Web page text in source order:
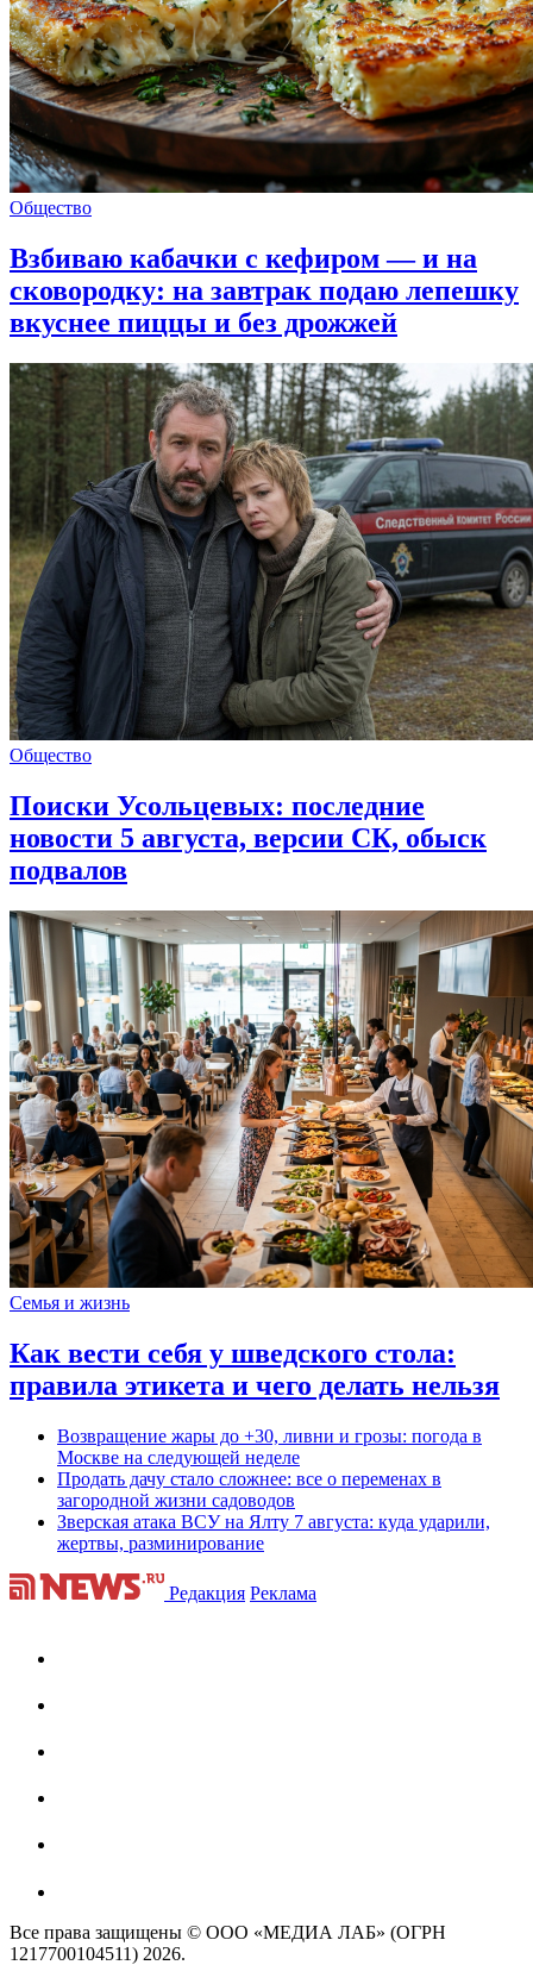
Общество
Взбиваю кабачки с кефиром — и на
сковородку: на завтрак подаю лепешку
вкуснее пиццы и без дрожжей
Общество
Поиски Усольцевых: последние
новости 5 августа, версии СК, обыск
подвалов
Семья и жизнь
Как вести себя у шведского стола:
правила этикета и чего делать нельзя
Возвращение жары до +30, ливни и грозы: погода в
Москве на следующей неделе
Продать дачу стало сложнее: все о переменах в
загородной жизни садоводов
Зверская атака ВСУ на Ялту 7 августа: куда ударили,
жертвы, разминирование
Редакция Реклама
Все права защищены © ООО «МЕДИА ЛАБ» (ОГРН
1217700104511) 2026.